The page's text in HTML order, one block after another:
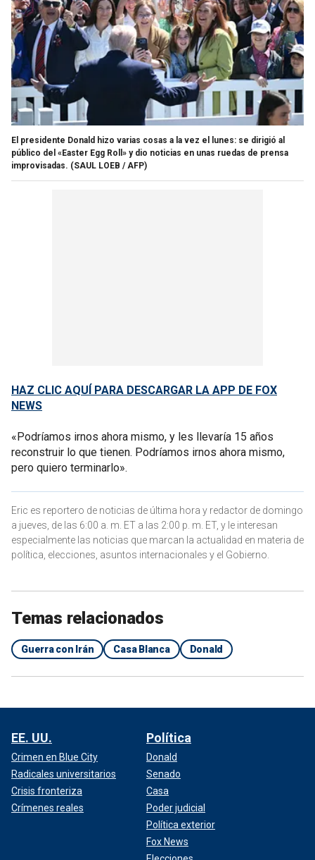
El presidente Donald hizo varias cosas a la vez el lunes: se dirigió al
público del «Easter Egg Roll» y dio noticias en unas ruedas de prensa
improvisadas. (SAUL LOEB / AFP)
HAZ CLIC AQUÍ PARA DESCARGAR LA APP DE FOX
NEWS
«Podríamos irnos ahora mismo, y les llevaría 15 años
reconstruir lo que tienen. Podríamos irnos ahora mismo,
pero quiero terminarlo».
Eric es reportero de noticias de última hora y redactor de domingo
a jueves, de las 6:00 a. m. ET a las 2:00 p. m. ET, y le interesan
especialmente las noticias que marcan la actualidad en materia de
política, elecciones, asuntos internacionales y el Gobierno.
Temas relacionados
Guerra con Irán Casa Blanca Donald
EE. UU.
Crimen en Blue City
Radicales universitarios
Crisis fronteriza
Crímenes reales
Política
Donald
Senado
Casa
Poder judicial
Política exterior
Fox News